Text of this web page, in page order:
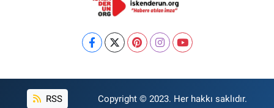
RSS Copyright © 2023. Her hakkı saklıdır.